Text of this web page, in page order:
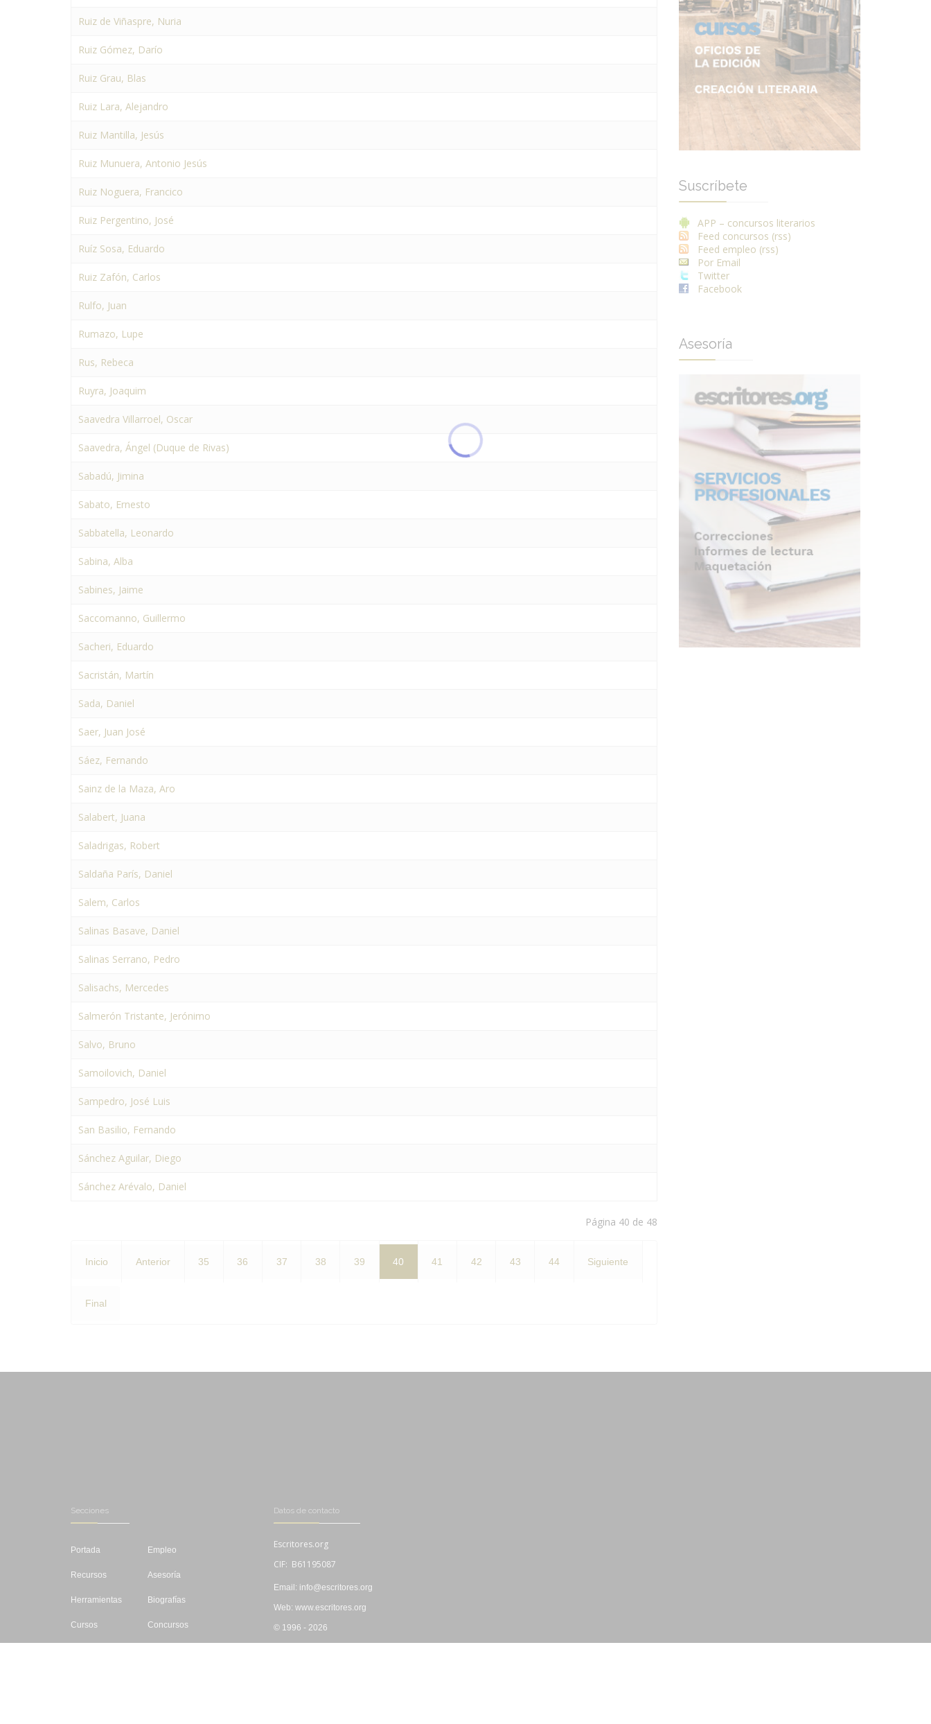
Ruiz de Viñaspre, Nuria
Ruiz Gómez, Darío
Ruiz Grau, Blas
Ruiz Lara, Alejandro
Ruiz Mantilla, Jesús
Ruiz Munuera, Antonio Jesús
Ruiz Noguera, Francico
Ruiz Pergentino, José
Ruíz Sosa, Eduardo
Ruiz Zafón, Carlos
Rulfo, Juan
Rumazo, Lupe
Rus, Rebeca
Ruyra, Joaquim
Saavedra Villarroel, Oscar
Saavedra, Ángel (Duque de Rivas)
Sabadú, Jimina
Sabato, Ernesto
Sabbatella, Leonardo
Sabina, Alba
Sabines, Jaime
Saccomanno, Guillermo
Sacheri, Eduardo
Sacristán, Martín
Sada, Daniel
Saer, Juan José
Sáez, Fernando
Sainz de la Maza, Aro
Salabert, Juana
Saladrigas, Robert
Saldaña París, Daniel
Salem, Carlos
Salinas Basave, Daniel
Salinas Serrano, Pedro
Salisachs, Mercedes
Salmerón Tristante, Jerónimo
Salvo, Bruno
Samoilovich, Daniel
Sampedro, José Luis
San Basilio, Fernando
Sánchez Aguilar, Diego
Sánchez Arévalo, Daniel
Página 40 de 48
Inicio Anterior 35 36 37 38 39 40 41 42 43 44 Siguiente
Final
Suscríbete
APP – concursos literarios
Feed concursos (rss)
Feed empleo (rss)
Por Email
Twitter
Facebook
Asesoría
Secciones
Portada
Recursos
Herramientas
Cursos
Empleo
Asesoría
Biografías
Concursos
Datos de contacto
Escritores.org
CIF: B61195087
Email: info@escritores.org
Web: www.escritores.org
© 1996 - 2026